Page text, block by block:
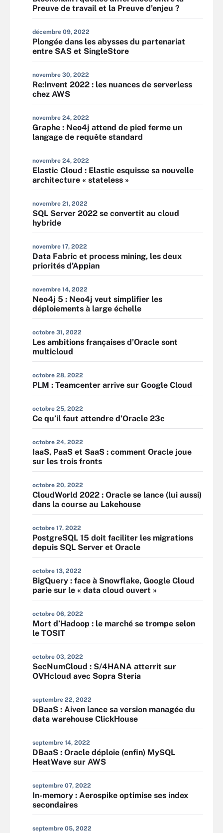
Preuve de travail et la Preuve d’enjeu ?
décembre 09, 2022
Plongée dans les abysses du partenariat
entre SAS et SingleStore
novembre 30, 2022
Re:Invent 2022 : les nuances de serverless
chez AWS
novembre 24, 2022
Graphe : Neo4j attend de pied ferme un
langage de requête standard
novembre 24, 2022
Elastic Cloud : Elastic esquisse sa nouvelle
architecture « stateless »
novembre 21, 2022
SQL Server 2022 se convertit au cloud
hybride
novembre 17, 2022
Data Fabric et process mining, les deux
priorités d’Appian
novembre 14, 2022
Neo4j 5 : Neo4j veut simplifier les
déploiements à large échelle
octobre 31, 2022
Les ambitions françaises d’Oracle sont
multicloud
octobre 28, 2022
PLM : Teamcenter arrive sur Google Cloud
octobre 25, 2022
Ce qu’il faut attendre d’Oracle 23c
octobre 24, 2022
IaaS, PaaS et SaaS : comment Oracle joue
sur les trois fronts
octobre 20, 2022
CloudWorld 2022 : Oracle se lance (lui aussi)
dans la course au Lakehouse
octobre 17, 2022
PostgreSQL 15 doit faciliter les migrations
depuis SQL Server et Oracle
octobre 13, 2022
BigQuery : face à Snowflake, Google Cloud
parie sur le « data cloud ouvert »
octobre 06, 2022
Mort d’Hadoop : le marché se trompe selon
le TOSIT
octobre 03, 2022
SecNumCloud : S/4HANA atterrit sur
OVHcloud avec Sopra Steria
septembre 22, 2022
DBaaS : Aiven lance sa version managée du
data warehouse ClickHouse
septembre 14, 2022
DBaaS : Oracle déploie (enfin) MySQL
HeatWave sur AWS
septembre 07, 2022
In-memory : Aerospike optimise ses index
secondaires
septembre 05, 2022